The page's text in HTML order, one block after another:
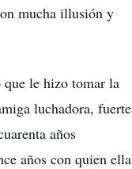
mucha illusión y
que le hizo tomar la
luchadora, fuerte
años
años con quien ella